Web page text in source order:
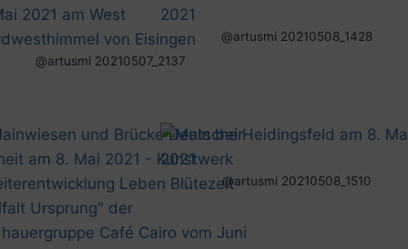
@artusmi 20210507_2137
@artusmi 20210508_1428
@artusmi 20210508_1510